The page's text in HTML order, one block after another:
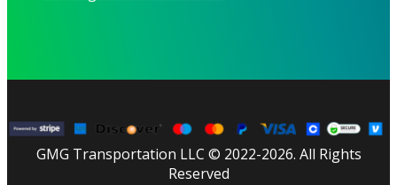
GMG Transportation LLC © 2022-2026. All Rights
Reserved